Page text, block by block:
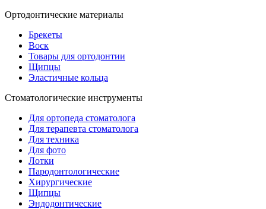
Ортодонтические материалы
Брекеты
Воск
Товары для ортодонтии
Щипцы
Эластичные кольца
Стоматологические инструменты
Для ортопеда стоматолога
Для терапевта стоматолога
Для техника
Для фото
Лотки
Пародонтологические
Хирургические
Щипцы
Эндодонтические